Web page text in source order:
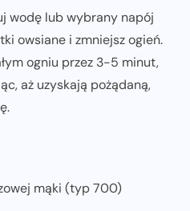
wodę lub wybrany napój
owsiane i zmniejsz ogień.
ogniu przez 3-5 minut,
aż uzyskają pożądaną,
mąki (typ 700)